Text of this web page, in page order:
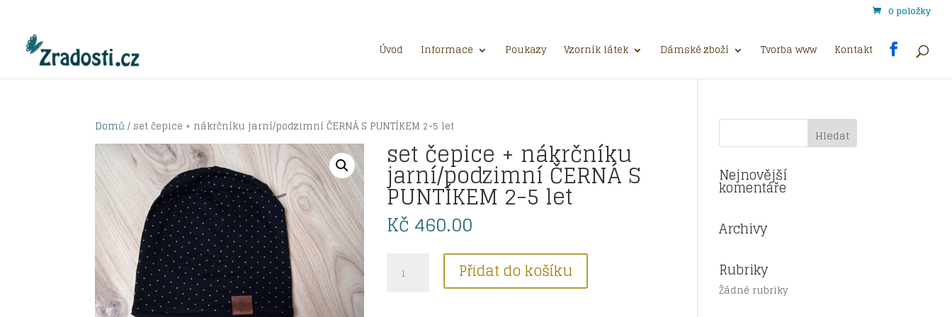
0 položky
Úvod Informace Poukazy Vzorník látek Dámské zboží Tvorba www Kontakt
Domů/ set čepice + nákrčníku jarní/podzimní ČERNÁ S PUNTÍKEM 2-5 let
set čepice + nákrčníku
jarní/podzimní ČERNÁ S
PUNTÍKEM 2-5 let
Kč 460.00
čepice
Přidat do košíku
Nejnovější
komentáře
Archivy
Rubriky
Žádné rubriky